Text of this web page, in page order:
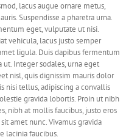
lacus augue ornare metus,
Suspendisse a pharetra urna.
eget, vulputate ut nisi.
vehicula, lacus justo semper
ligula. Duis dapibus fermentum
Integer sodales, urna eget
nisl, quis dignissim mauris dolor
nisi tellus, adipiscing a convallis
gravida lobortis. Proin ut nibh
nibh at mollis faucibus, justo eros
amet nunc. Vivamus gravida
lacinia faucibus.